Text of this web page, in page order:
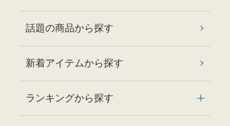
話題の商品から探す
新着アイテムから探す
ランキングから探す